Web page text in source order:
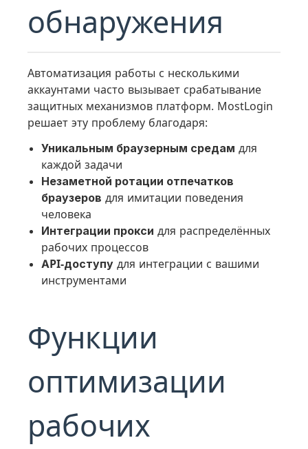
обнаружения
Автоматизация работы с несколькими
аккаунтами часто вызывает срабатывание
защитных механизмов платформ. MostLogin
решает эту проблему благодаря:
Уникальным браузерным средам для
каждой задачи
Незаметной ротации отпечатков
браузеров для имитации поведения
человека
Интеграции прокси для распределённых
рабочих процессов
API-доступу для интеграции с вашими
инструментами
Функции
оптимизации
рабочих